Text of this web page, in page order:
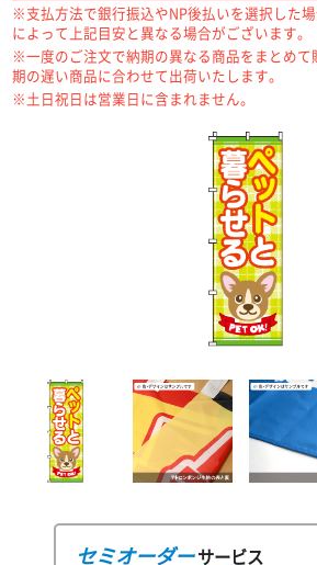
※支払方法で銀行振込やNP後払いを選択した
によって上記目安と異なる場合がございます。
※一度のご注文で納期の異なる商品をまとめて
期の遅い商品に合わせて出荷いたします。
※土日祝日は営業日に含まれません。
セミオーダーサービス